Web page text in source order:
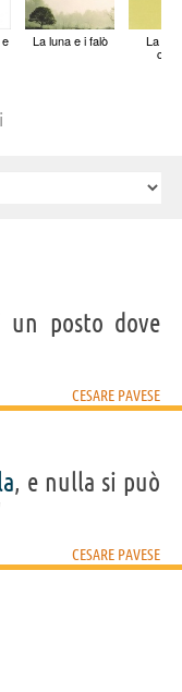
La luna e i falò La
posto dove
CESARE PAVESE
, e nulla si può
CESARE PAVESE